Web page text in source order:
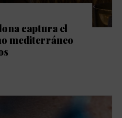
captura el
mediterráneo